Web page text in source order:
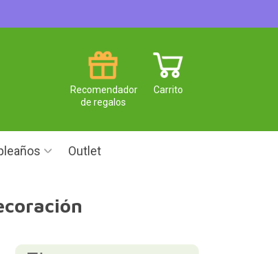
Carrito
Recomendador
de regalos
Outlet